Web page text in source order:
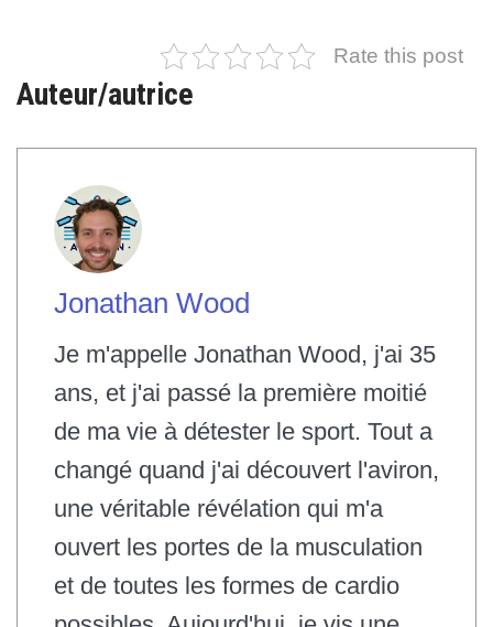
Rate this post
Auteur/autrice
Jonathan Wood
Je m'appelle Jonathan Wood, j'ai 35
ans, et j'ai passé la première moitié
de ma vie à détester le sport. Tout a
changé quand j'ai découvert l'aviron,
une véritable révélation qui m'a
ouvert les portes de la musculation
et de toutes les formes de cardio